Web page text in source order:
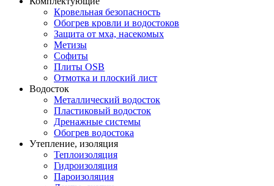
Кровельная безопасность
Обогрев кровли и водостоков
Защита от мха, насекомых
Метизы
Софиты
Плиты OSB
Отмотка и плоский лист
Водосток
Металлический водосток
Пластиковый водосток
Дренажные системы
Обогрев водостока
Утепление, изоляция
Теплоизоляция
Гидроизоляция
Пароизоляция